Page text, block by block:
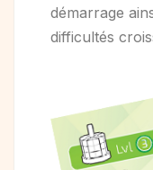
démarrage
difficultés